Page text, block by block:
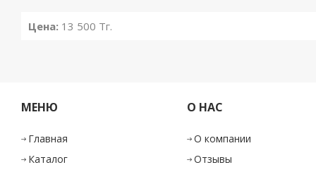
Цена: 13 500 Тг.
МЕНЮ
Главная
Каталог
О НАС
О компании
Отзывы